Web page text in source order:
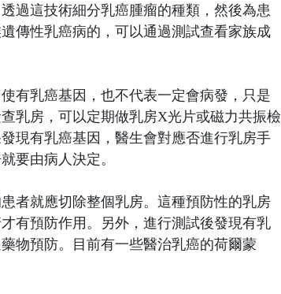
過這技術細分乳癌腫瘤的種類，然後為患
傳性乳癌病的，可以通過測試查看家族成
有乳癌基因，也不代表一定會病發，只是
乳房，可以定期做乳房X光片或磁力共振檢
現有乳癌基因，醫生會對應否進行乳房手
要由病人決定。
者就應切除整個乳房。這種預防性的乳房
有預防作用。另外，進行測試後發現有乳
物預防。目前有一些醫治乳癌的荷爾蒙